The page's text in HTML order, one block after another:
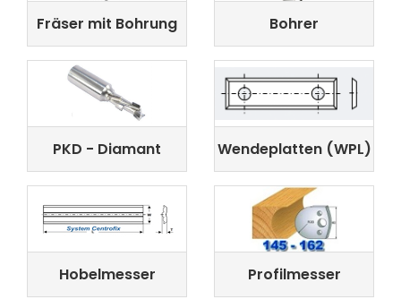
Fräser mit Bohrung Bohrer
PKD - Diamant Wendeplatten (WPL)
Hobelmesser Profilmesser